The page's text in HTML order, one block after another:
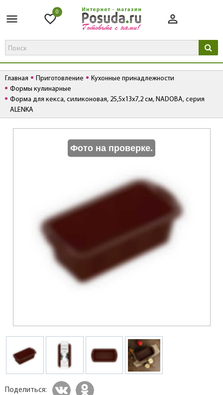
0
Главная Приготовление
Кухонные принадлежности
Формы кулинарные
Форма для кекса, силиконовая, 25,5x13x7,2 см, NADOBA, серия
ALENKA
Фото на проверке.
Поделиться: